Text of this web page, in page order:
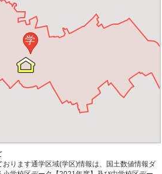
学
ります通学区域(学区)情報は、国土数値情報ダ